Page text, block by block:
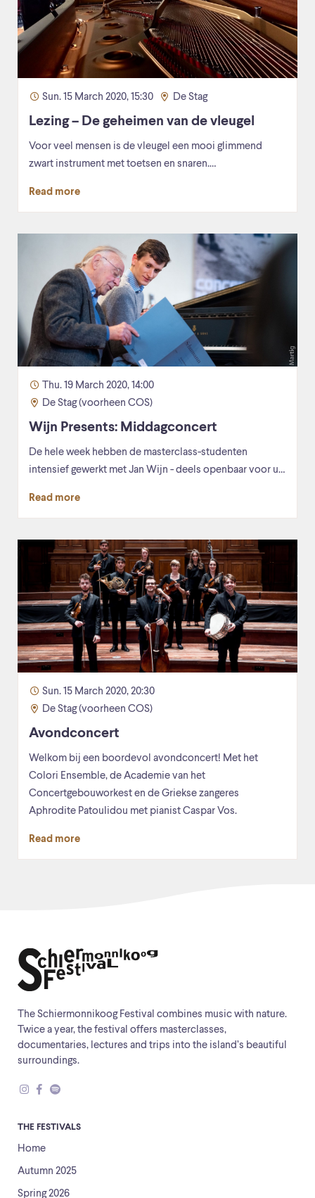
Sun. 15 March 2020, 15:30 De Stag
Lezing – De geheimen van de vleugel
Voor veel mensen is de vleugel een mooi glimmend
zwart instrument met toetsen en snaren.…
Read more
Thu. 19 March 2020, 14:00
De Stag (voorheen COS)
Wijn Presents: Middagconcert
De hele week hebben de masterclass-studenten
intensief gewerkt met Jan Wijn - deels openbaar voor u…
Read more
Sun. 15 March 2020, 20:30
De Stag (voorheen COS)
Avondconcert
Welkom bij een boordevol avondconcert! Met het
Colori Ensemble, de Academie van het
Concertgebouworkest en de Griekse zangeres
Aphrodite Patoulidou met pianist Caspar Vos.
Read more
The Schiermonnikoog Festival combines music with nature.
Twice a year, the festival offers masterclasses,
documentaries, lectures and trips into the island’s beautiful
surroundings.
THE FESTIVALS
Home
Autumn 2025
Spring 2026